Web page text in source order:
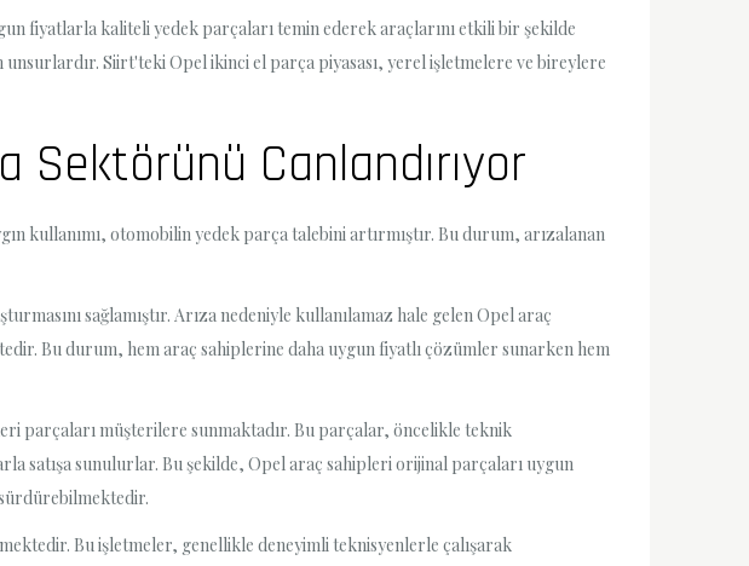
fiyatlarla kaliteli yedek parçaları temin ederek araçlarını etkili bir şekilde
Siirt'teki Opel ikinci el parça piyasası, yerel işletmelere ve bireylere
Sektörünü Canlandırıyor
kullanımı, otomobilin yedek parça talebini artırmıştır. Bu durum, arızalanan
sağlamıştır. Arıza nedeniyle kullanılamaz hale gelen Opel araç
Bu durum, hem araç sahiplerine daha uygun fiyatlı çözümler sunarken hem
parçaları müşterilere sunmaktadır. Bu parçalar, öncelikle teknik
satışa sunulurlar. Bu şekilde, Opel araç sahipleri orijinal parçaları uygun
Bu işletmeler, genellikle deneyimli teknisyenlerle çalışarak